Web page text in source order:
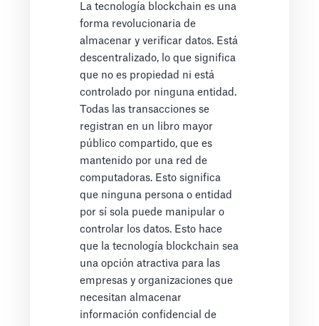
La tecnología blockchain es una
forma revolucionaria de
almacenar y verificar datos. Está
descentralizado, lo que significa
que no es propiedad ni está
controlado por ninguna entidad.
Todas las transacciones se
registran en un libro mayor
público compartido, que es
mantenido por una red de
computadoras. Esto significa
que ninguna persona o entidad
por sí sola puede manipular o
controlar los datos. Esto hace
que la tecnología blockchain sea
una opción atractiva para las
empresas y organizaciones que
necesitan almacenar
información confidencial de